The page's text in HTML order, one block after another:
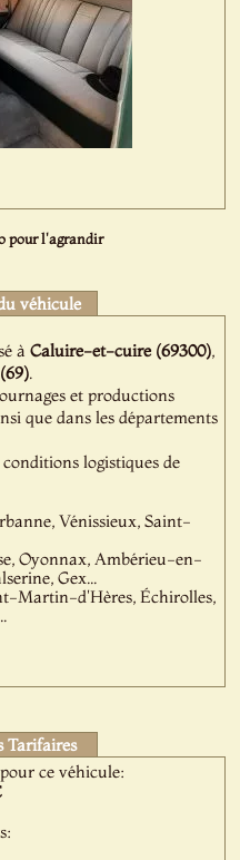
pour l'agrandir
véhicule
àCaluire-et-cuire (69300),
.
et productions
que dans les départements
logistiques de
Vénissieux, Saint-
Oyonnax, Ambérieu-en-
Gex...
Martin-d'Hères, Échirolles,
Tarifaires
ce véhicule: